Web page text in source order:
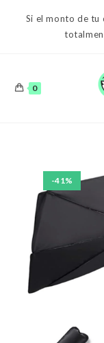
Si el monto de tu
0
-41%